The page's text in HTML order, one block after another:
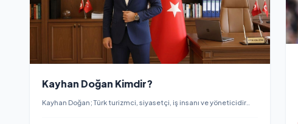
Kayhan Doğan Kimdir?
Kayhan Doğan; Türk turizmci, siyasetçi, iş insanı ve yöneticidir..